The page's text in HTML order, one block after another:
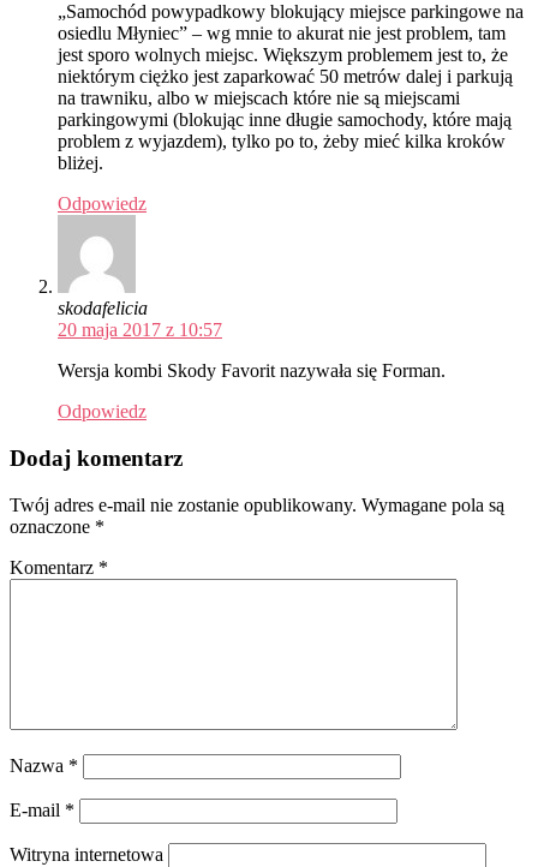
„Samochód powypadkowy blokujący miejsce parkingowe na
osiedlu Młyniec” – wg mnie to akurat nie jest problem, tam
jest sporo wolnych miejsc. Większym problemem jest to, że
niektórym ciężko jest zaparkować 50 metrów dalej i parkują
na trawniku, albo w miejscach które nie są miejscami
parkingowymi (blokując inne długie samochody, które mają
problem z wyjazdem), tylko po to, żeby mieć kilka kroków
bliżej.
Odpowiedz
skodafelicia
20 maja 2017 z 10:57
Wersja kombi Skody Favorit nazywała się Forman.
Odpowiedz
Dodaj komentarz
Twój adres e-mail nie zostanie opublikowany. Wymagane pola są
oznaczone *
Komentarz *
Nazwa *
E-mail *
Witryna internetowa